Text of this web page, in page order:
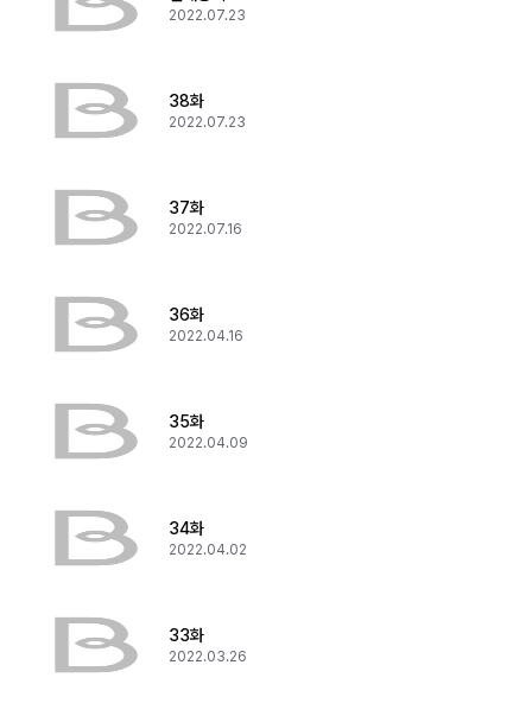
2022.07.23
38화
2022.07.23
37화
2022.07.16
36화
2022.04.16
35화
2022.04.09
34화
2022.04.02
33화
2022.03.26